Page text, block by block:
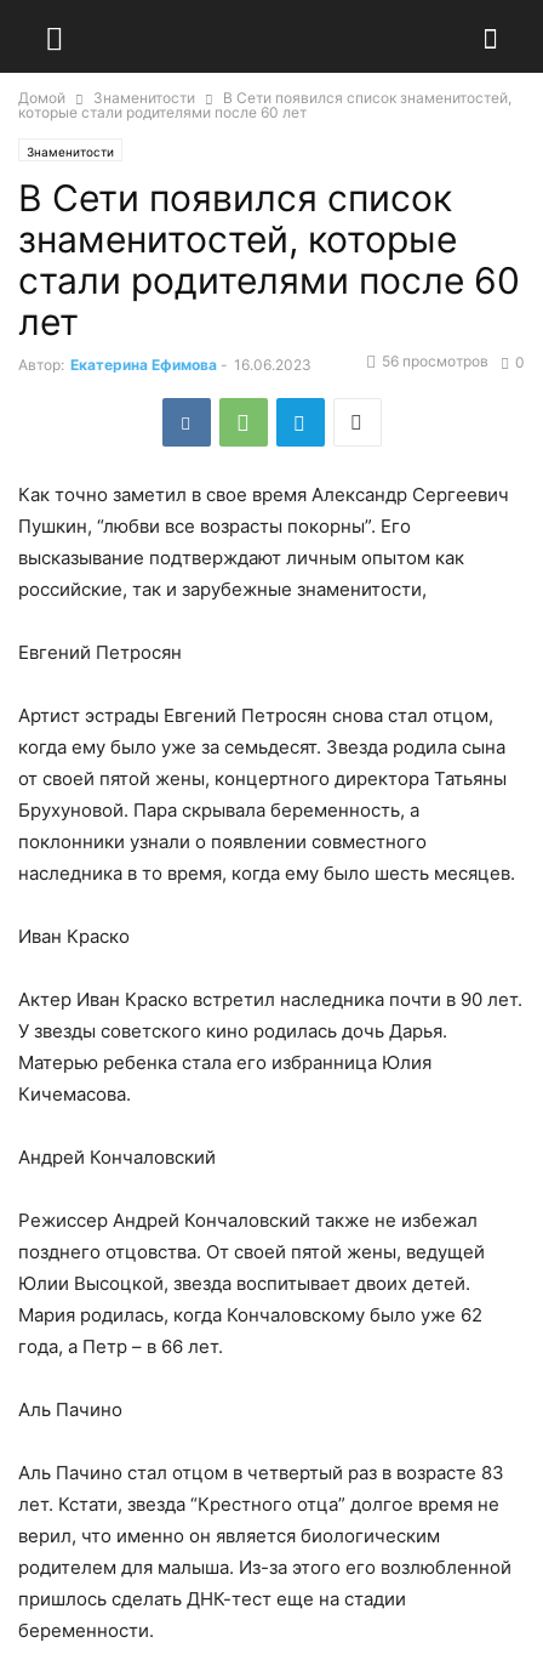
Домой Знаменитости
В Сети появился список знаменитостей,
которые стали родителями после 60 лет
Знаменитости
В Сети появился список
знаменитостей, которые
стали родителями после 60
лет
Автор: Екатерина Ефимова - 16.06.2023 0
56 просмотров
Как точно заметил в свое время Александр Сергеевич
Пушкин, “любви все возрасты покорны”. Его
высказывание подтверждают личным опытом как
российские, так и зарубежные знаменитости,
Евгений Петросян
Артист эстрады Евгений Петросян снова стал отцом,
когда ему было уже за семьдесят. Звезда родила сына
от своей пятой жены, концертного директора Татьяны
Брухуновой. Пара скрывала беременность, а
поклонники узнали о появлении совместного
наследника в то время, когда ему было шесть месяцев.
Иван Краско
Актер Иван Краско встретил наследника почти в 90 лет.
У звезды советского кино родилась дочь Дарья.
Матерью ребенка стала его избранница Юлия
Кичемасова.
Андрей Кончаловский
Режиссер Андрей Кончаловский также не избежал
позднего отцовства. От своей пятой жены, ведущей
Юлии Высоцкой, звезда воспитывает двоих детей.
Мария родилась, когда Кончаловскому было уже 62
года, а Петр – в 66 лет.
Аль Пачино
Аль Пачино стал отцом в четвертый раз в возрасте 83
лет. Кстати, звезда “Крестного отца” долгое время не
верил, что именно он является биологическим
родителем для малыша. Из-за этого его возлюбленной
пришлось сделать ДНК-тест еще на стадии
беременности.